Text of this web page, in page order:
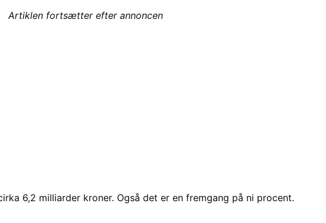
Artiklen fortsætter efter annoncen
6,2 milliarder kroner. Også det er en fremgang på ni procent.